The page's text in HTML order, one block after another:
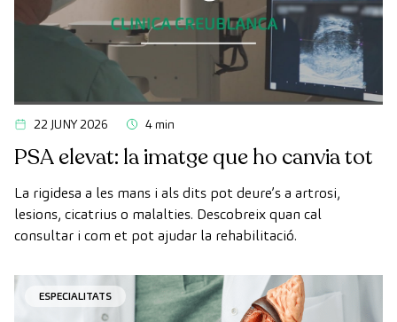
22 JUNY 2026 4 min
PSA elevat: la imatge que ho canvia tot
La rigidesa a les mans i als dits pot deure’s a artrosi,
lesions, cicatrius o malalties. Descobreix quan cal
consultar i com et pot ajudar la rehabilitació.
ESPECIALITATS